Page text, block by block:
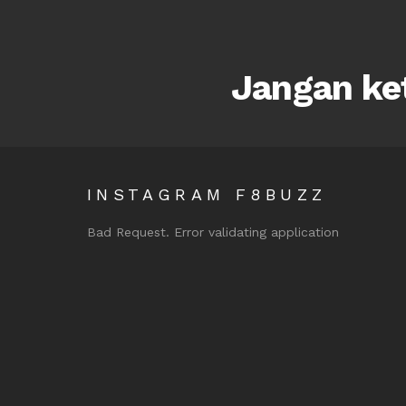
Jangan
INSTAGRAM F8BUZZ
Bad Request. Error validating application